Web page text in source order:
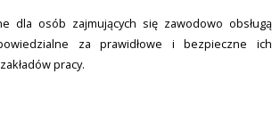
dla osób zajmujących się zawodowo obsługą
za prawidłowe i bezpieczne ich
pracy.